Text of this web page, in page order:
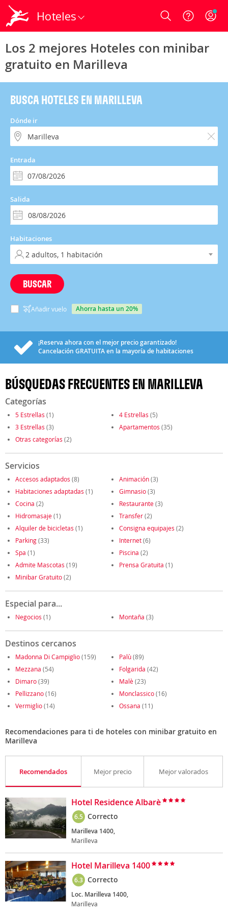
Hoteles Login
Los 2 mejores Hoteles con minibar
gratuito en Marilleva
BUSCA HOTELES EN MARILLEVA
Dónde ir
Entrada
Salida
Habitaciones
BUSCAR
Añadir vuelo ahorra hasta un 20%
¡Reserva ahora con el mejor precio garantizado!
Cancelación GRATUITAen la mayoría de habitaciones
BÚSQUEDAS FRECUENTES EN MARILLEVA
Categorías
5 Estrellas (1) 4 Estrellas (5)
3 Estrellas (3) Apartamentos (35)
Otras categorías (2)
Servicios
Accesos adaptados (8) Animación(3)
Habitaciones adaptadas (1) Gimnasio(3)
Cocina (2) Restaurante(3)
Hidromasaje(1) Transfer(2)
Alquiler de bicicletas (1) Consigna equipajes (2)
Parking(33) Internet(6)
Spa (1) Piscina (2)
Admite Mascotas (19) Prensa Gratuita (1)
Minibar Gratuito(2)
Especial para...
Negocios (1) Montaña (3)
Destinos cercanos
Madonna Di Campiglio(159) Palù(89)
Mezzana (54) Folgarida (42)
Dimaro(39) Malè(23)
Pellizzano(16) Monclassico(16)
Vermiglio(14) Ossana (11)
Recomendaciones para ti de hoteles con minibar gratuito en
Marilleva
Recomendados Mejor precio Mejor valorados
Hotel Residence Albarè
6.5 Correcto
Marilleva 1400,
Marilleva
Hotel Marilleva 1400
6.3 Correcto
Loc. Marilleva 1400,
Marilleva